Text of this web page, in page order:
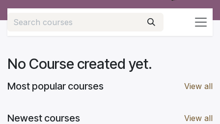
No Course created yet.
View all
Most popular courses
View all
Newest courses